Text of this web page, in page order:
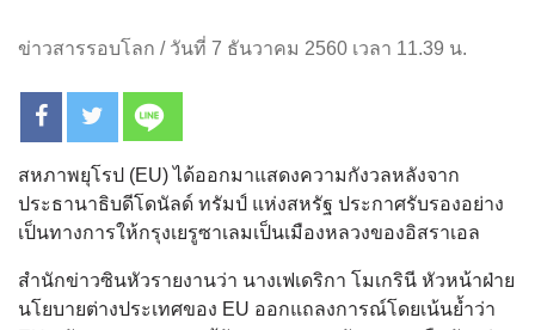
ข่าวสารรอบโลก / วันที่ 7 ธันวาคม 2560 เวลา 11.39 น.
สหภาพยุโรป (EU) ได้ออกมาแสดงความกังวลหลังจาก
ประธานาธิบดีโดนัลด์ ทรัมป์ แห่งสหรัฐ ประกาศรับรองอย่าง
เป็นทางการให้กรุงเยรูซาเลมเป็นเมืองหลวงของอิสราเอล
สำนักข่าวซินหัวรายงานว่า นางเฟเดริกา โมเกรินี หัวหน้าฝ่าย
นโยบายต่างประเทศของ EU ออกแถลงการณ์โดยเน้นย้ำว่า